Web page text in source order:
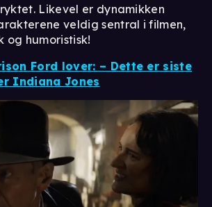
Likevel er dynamikken
veldig sentral i filmen,
og humoristisk!
Ford lover: – Dette er siste
Indiana Jones